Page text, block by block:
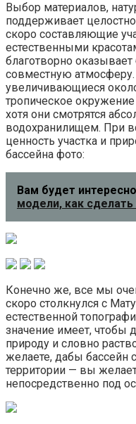
Выбор материалов,
поддерживает
скоро составляющие
естественными
благотворно
совместную
увеличивающиеся
тропическое
хотя они смотрятся
водохранилищем. При
ценность участка и
бассейна фото:
Вам будет интересно
модели, как
Конечно же, все мы
скоро столкнулся с
естественной
значение имеет, чтобы
природу и словно
желаете, дабы бассейн
территории — вы
непосредственно под